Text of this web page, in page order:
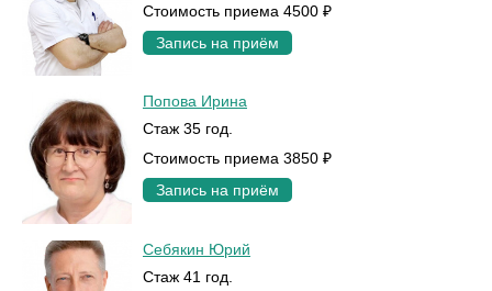
Стоимость приема 4500 ₽
Запись на приём
Попова Ирина
Стаж 35 год.
Стоимость приема 3850 ₽
Запись на приём
Себякин Юрий
Стаж 41 год.